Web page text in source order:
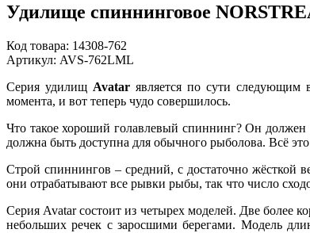
Удилище спиннинговое
Код товара: 14308-762
Артикул: AVS-762LML
Серия удилищ Avatar является по сути следующим
момента, и вот теперь чудо совершилось.
Что такое хороший голавлевый спиннинг? Он должен
должна быть доступна для обычного рыболова. Всё
Строй спиннингов – средний, с достаточно жёсткой
они отрабатывают все рывки рыбы, так что число
Серия Avatar состоит из четырех моделей. Две более
небольших речек с заросшими берегами. Модель